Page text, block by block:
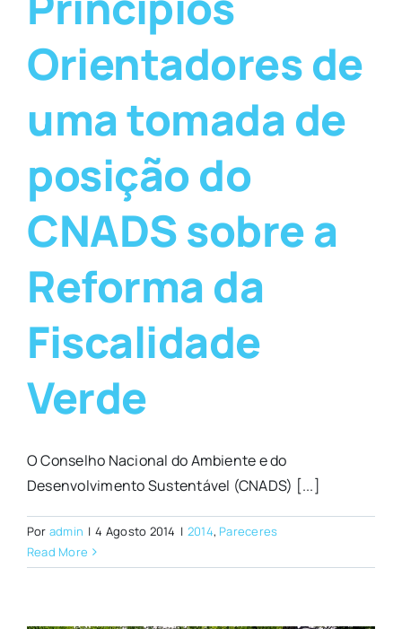
Orientadores de
uma tomada de
posição do
CNADS sobre a
Reforma da
Fiscalidade
Verde
O Conselho Nacional do Ambiente e do
Desenvolvimento Sustentável (CNADS) [...]
Por admin | 4 Agosto 2014 | 2014, Pareceres
Read More